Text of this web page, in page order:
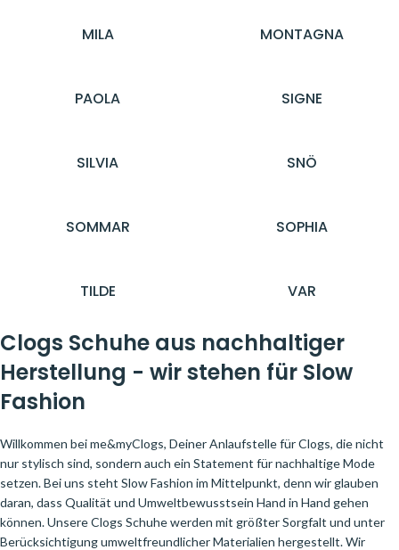
MILA MONTAGNA
PAOLA SIGNE
SILVIA SNÖ
SOMMAR SOPHIA
TILDE VAR
Clogs Schuhe aus nachhaltiger
Herstellung - wir stehen für Slow
Fashion
Willkommen bei me&myClogs, Deiner Anlaufstelle für Clogs, die nicht
nur stylisch sind, sondern auch ein Statement für nachhaltige Mode
setzen. Bei uns steht Slow Fashion im Mittelpunkt, denn wir glauben
daran, dass Qualität und Umweltbewusstsein Hand in Hand gehen
können. Unsere Clogs Schuhe werden mit größter Sorgfalt und unter
Berücksichtigung umweltfreundlicher Materialien hergestellt. Wir